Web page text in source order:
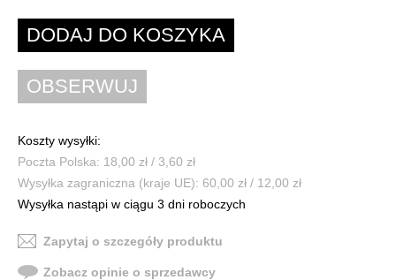
Koszty wysyłki:
Poczta Polska: 18,00 zł / 3,60 zł
Wysyłka zagraniczna (kraje UE): 60,00 zł / 12,00 zł
Wysyłka nastąpi w ciągu 3 dni roboczych
Zapytaj o szczegóły produktu
Zobacz opinie o sprzedawcy